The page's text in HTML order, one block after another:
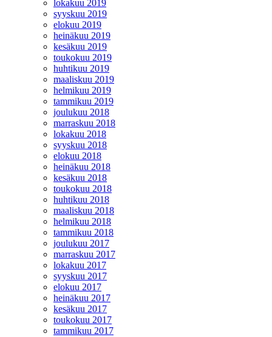
lokakuu 2019
syyskuu 2019
elokuu 2019
heinäkuu 2019
kesäkuu 2019
toukokuu 2019
huhtikuu 2019
maaliskuu 2019
helmikuu 2019
tammikuu 2019
joulukuu 2018
marraskuu 2018
lokakuu 2018
syyskuu 2018
elokuu 2018
heinäkuu 2018
kesäkuu 2018
toukokuu 2018
huhtikuu 2018
maaliskuu 2018
helmikuu 2018
tammikuu 2018
joulukuu 2017
marraskuu 2017
lokakuu 2017
syyskuu 2017
elokuu 2017
heinäkuu 2017
kesäkuu 2017
toukokuu 2017
tammikuu 2017